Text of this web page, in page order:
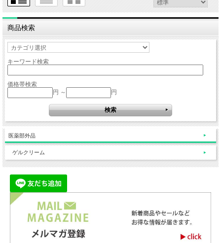
商品検索
キーワード検索
価格帯検索
円 ～
円
医薬部外品
ゲルクリーム